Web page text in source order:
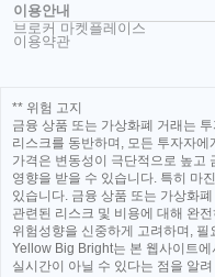
이용안내
브로커 마켓플레이스
이용약관
** 위험 고지
금융 상품 또는 가상화폐 거래는
리스크를 동반하며, 모든 투자자
가격은 변동성이 극단적으로 높고
영향을 받을 수 있습니다. 특히 마
있습니다. 금융 상품 또는 가상화
관련된 리스크 및 비용에 대해 완
위험성향을 신중하게 고려하며,
Yellow Big Bright는 본 웹사이트
실시간이 아닐 수 있다는 점을 알